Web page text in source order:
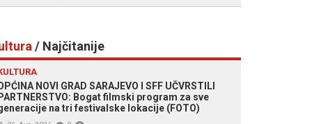
/ Najčitanije
NOVI GRAD SARAJEVO I SFF UČVRSTILI
Bogat filmski program za sve
na tri festivalske lokacije (FOTO)